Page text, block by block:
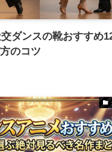
交ダンスの靴おすすめ
のコツ